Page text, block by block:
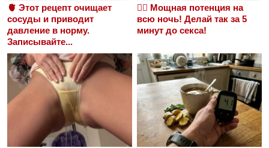
🫀 Этот рецепт очищает
сосуды и приводит
давление в норму.
Записывайте...
❤️‍🔥 Мощная потенция на
всю ночь! Делай так за 5
минут до секса!